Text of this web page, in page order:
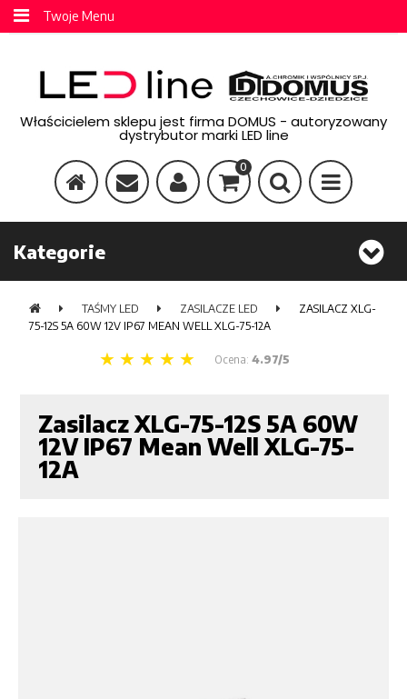
Twoje Menu
Właścicielem sklepu jest firma DOMUS - autoryzowany
dystrybutor marki LED line
0
Kategorie
TAŚMY LED ZASILACZE LED
ZASILACZ XLG-
75-12S 5A 60W 12V IP67 MEAN WELL XLG-75-12A
Ocena: 4.97/5
Zasilacz XLG-75-12S 5A 60W
12V IP67 Mean Well XLG-75-
12A